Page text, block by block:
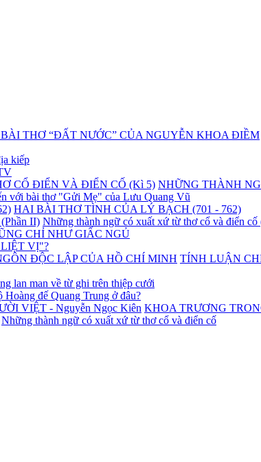
kiếp
NHỮNG THÀNH
với bài thơ "Gửi Mẹ" của Lưu Quang Vũ
HAI BÀI THƠ TÌNH CỦA LÝ BẠCH (701 - 762)
Những thành ngữ có xuất xứ từ thơ cổ và điển cố
CHỈ NHƯ GIẤC NGỦ
VỊ"?
TÍNH LUẬN
lan man về từ ghi trên thiệp cưới
Hoàng đế Quang Trung ở đâu?
KHOA TRƯƠNG
Những thành ngữ có xuất xứ từ thơ cổ và điển cố